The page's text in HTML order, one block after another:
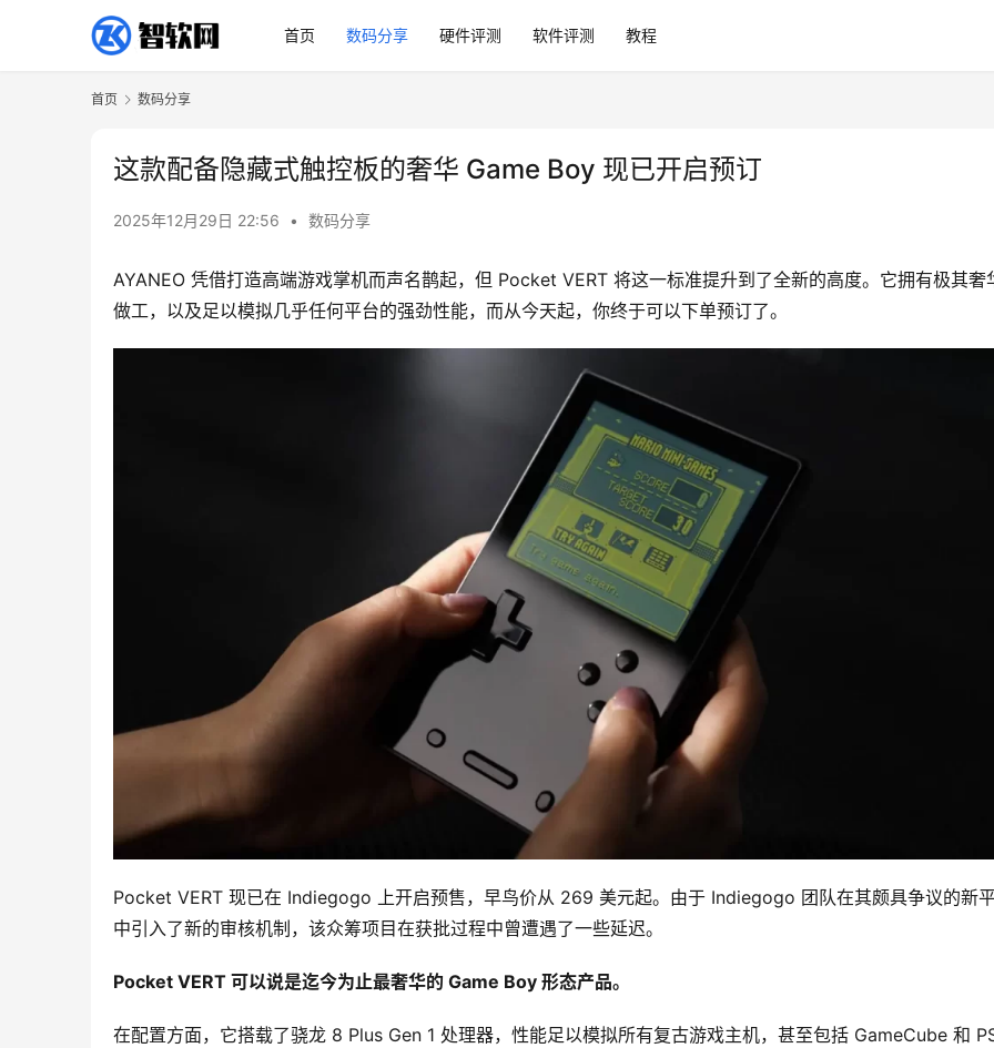
首页 数码分享 硬件评测 软件评测 教程
首页 数码分享
这款配备隐藏式触控板的奢华 Game Boy 现已开启预订
2025年12月29日 22:56 • 数码分享
AYANEO 凭借打造高端游戏掌机而声名鹊起，但 Pocket VERT 将这一标准提升到了全新的高度。它拥有极其奢
做工，以及足以模拟几乎任何平台的强劲性能，而从今天起，你终于可以下单预订了。
Pocket VERT 现已在 Indiegogo 上开启预售，早鸟价从 269 美元起。由于 Indiegogo 团队在其颇具争议的新
中引入了新的审核机制，该众筹项目在获批过程中曾遭遇了一些延迟。
Pocket VERT 可以说是迄今为止最奢华的 Game Boy 形态产品。
在配置方面，它搭载了骁龙 8 Plus Gen 1 处理器，性能足以模拟所有复古游戏主机，甚至包括 GameCube 和